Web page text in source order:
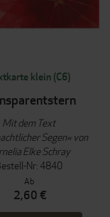
klein (C6)
Mit dem Text
Segen« von
Elke Schray
Nr: 4840
Ab
2,60 €